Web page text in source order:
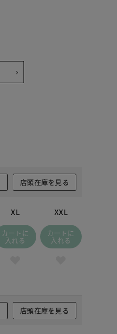
店頭在庫を見る
XL
カートに
入れる
XXL
カートに
入れる
店頭在庫を見る